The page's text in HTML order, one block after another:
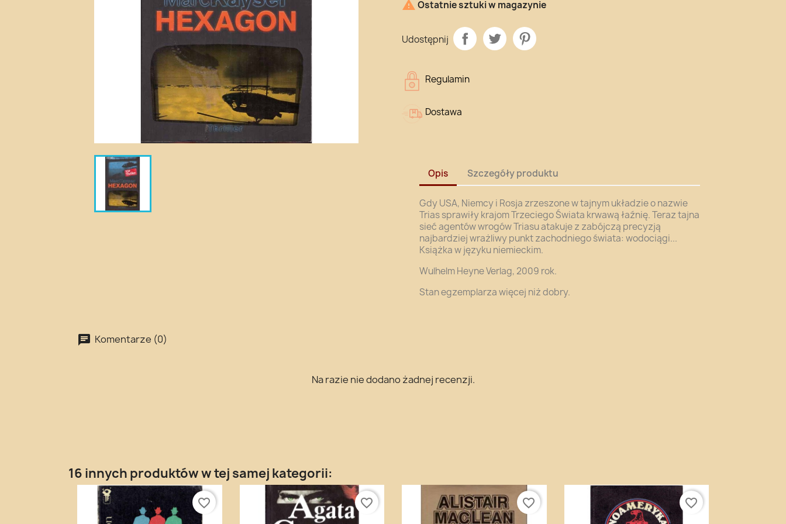
 Ostatnie sztuki w magazynie
Udostępnij
Regulamin
Dostawa
Opis Szczegóły produktu
Gdy USA, Niemcy i Rosja zrzeszone w tajnym układzie o nazwie
Trias sprawiły krajom Trzeciego Świata krwawą łaźnię. Teraz tajna
sieć agentów wrogów Triasu atakuje z zabójczą precyzją
najbardziej wrażliwy punkt zachodniego świata: wodociągi...
Książka w języku niemieckim.
Wulhelm Heyne Verlag, 2009 rok.
Stan egzemplarza więcej niż dobry.
Komentarze (0)
Na razie nie dodano żadnej recenzji.
16 innych produktów w tej samej kategorii:
favorite_border favorite_border favorite_border favorite_border